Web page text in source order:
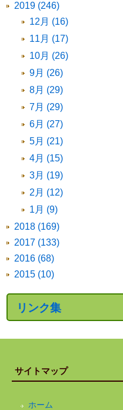
2019 (246)
12月 (16)
11月 (17)
10月 (26)
9月 (26)
8月 (29)
7月 (29)
6月 (27)
5月 (21)
4月 (15)
3月 (19)
2月 (12)
1月 (9)
2018 (169)
2017 (133)
2016 (68)
2015 (10)
リンク集
サイトマップ
ホーム